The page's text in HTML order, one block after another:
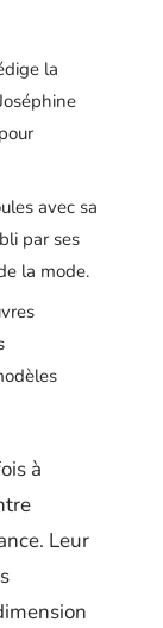
la
avec sa
par ses
la mode.
à
Leur